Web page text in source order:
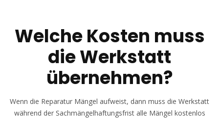
Welche Kosten muss
die Werkstatt
übernehmen?
Wenn die Reparatur Mängel aufweist, dann muss die Werkstatt
während der Sachmängelhaftungsfrist alle Mängel kostenlos